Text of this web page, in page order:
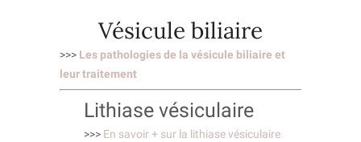
Vésicule biliaire
>>> Les pathologies de la vésicule biliaire et
leur traitement
Lithiase vésiculaire
>>> En savoir + sur la lithiase vésiculaire